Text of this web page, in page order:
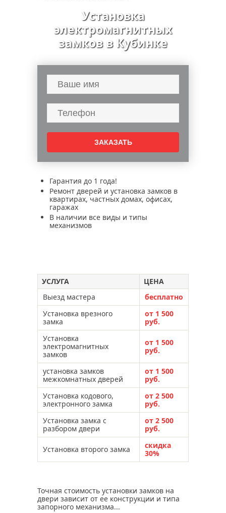
перекодировка замков
установка
обивка дверей
дверей
Установка
электромагнитных
замков в Кубинке
Гарантия до 1 года!
Ремонт дверей и установка замков в
квартирах, частных домах, офисах,
гаражах
В наличии все виды и типы
механизмов
УСЛУГА
ЦЕНА
Выезд мастера
бесплатно
Установка врезного
замка
от 1 500
руб.
Установка
электромагнитных
замков
от 1 500
руб.
установка замков
межкомнатных дверей
от 1 500
руб.
Установка кодового,
электронного замка
от 2 500
руб.
Установка замка с
разбором двери
от 2 500
руб.
Установка второго замка
скидка
30%
Точная стоимость установки замков на
двери зависит от ее конструкции и типа
запорного механизма...